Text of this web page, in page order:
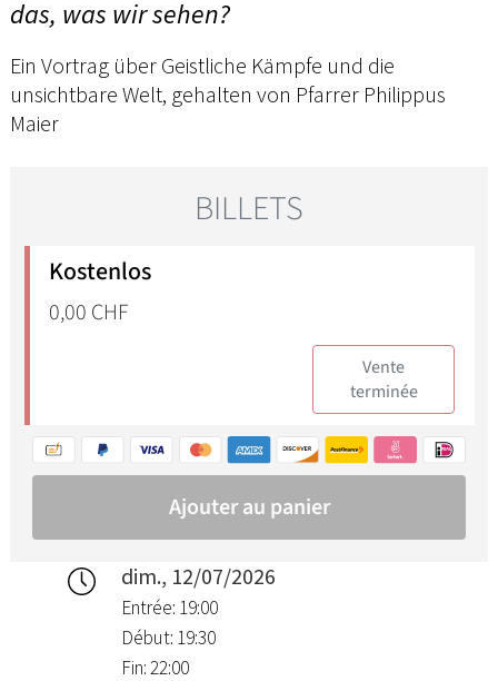
das, was wir sehen?
Ein Vortrag über Geistliche Kämpfe und die
unsichtbare Welt, gehalten von Pfarrer Philippus
Maier
dim., 12/07/2026
Entrée: 19:00
Début: 19:30
Fin: 22:00